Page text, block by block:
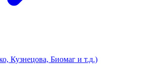
Кузнецова, Биомаг и т.д.)